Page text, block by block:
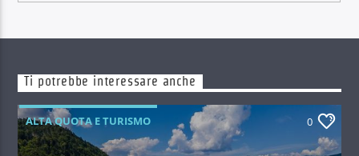
Ti potrebbe interessare anche
ALTA QUOTA E TURISMO 0